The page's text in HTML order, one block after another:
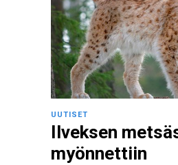
UUTISET
Ilveksen
myönnettiin